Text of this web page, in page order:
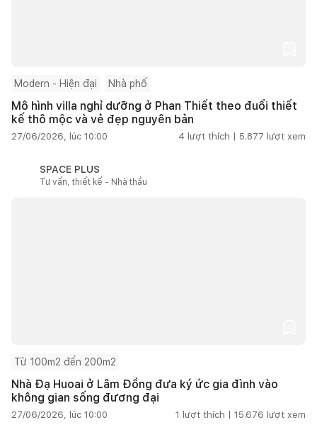
Modern - Hiện đại Nhà phố
Mô hình villa nghỉ dưỡng ở Phan Thiết theo đuổi thiết
kế thô mộc và vẻ đẹp nguyên bản
27/06/2026, lúc 10:00 4 lượt thích | 5.877 lượt xem
SPACE PLUS
Tư vấn, thiết kế - Nhà thầu
Từ 100m2 đến 200m2
Nhà Đạ Huoai ở Lâm Đồng đưa ký ức gia đình vào
không gian sống đương đại
27/06/2026, lúc 10:00 1 lượt thích | 15.676 lượt xem